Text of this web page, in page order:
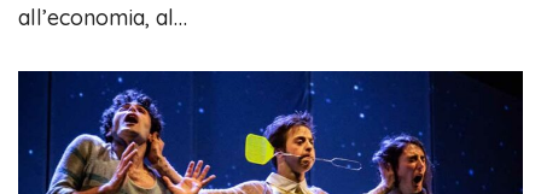
all’economia, al…